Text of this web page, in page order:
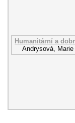
Humanitární a
Andrysová, Marie